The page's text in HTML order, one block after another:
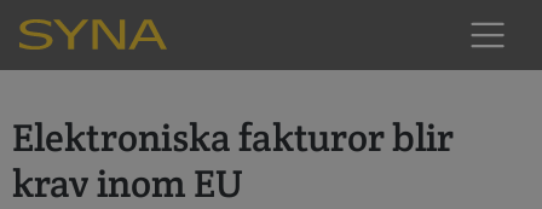
Elektroniska fakturor blir
krav inom EU